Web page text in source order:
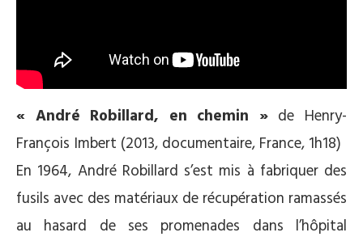
« André Robillard, en chemin » de Henry-
François Imbert (2013, documentaire, France, 1h18)
En 1964, André Robillard s’est mis à fabriquer des
fusils avec des matériaux de récupération ramassés
au hasard de ses promenades dans l’hôpital